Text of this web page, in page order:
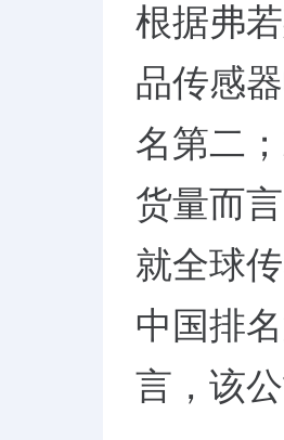
根据弗
品传感
名第二
货量而
就全球
中国排
言，该